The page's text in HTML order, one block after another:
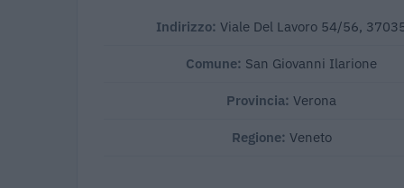
Indirizzo: Viale Del Lavoro 54/56,
Comune: San Giovanni Ilarione
Provincia:Verona
Regione: Veneto